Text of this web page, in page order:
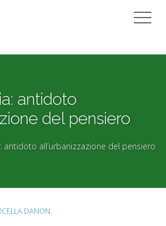
antidoto
del pensiero
antidoto all’urbanizzazione del pensiero
DANON